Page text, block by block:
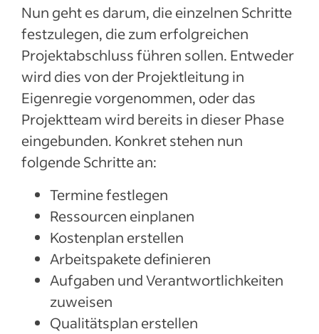
Nun geht es darum, die einzelnen Schritte
festzulegen, die zum erfolgreichen
Projektabschluss führen sollen. Entweder
wird dies von der Projektleitung in
Eigenregie vorgenommen, oder das
Projektteam wird bereits in dieser Phase
eingebunden. Konkret stehen nun
folgende Schritte an:
Termine festlegen
Ressourcen einplanen
Kostenplan erstellen
Arbeitspakete definieren
Aufgaben und Verantwortlichkeiten
zuweisen
Qualitätsplan erstellen